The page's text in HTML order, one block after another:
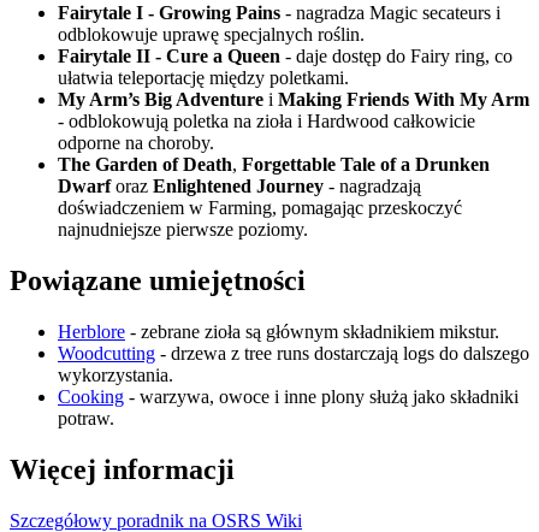
Fairytale I - Growing Pains - nagradza Magic secateurs i
odblokowuje uprawę specjalnych roślin.
Fairytale II - Cure a Queen - daje dostęp do Fairy ring, co
ułatwia teleportację między poletkami.
My Arm’s Big Adventure i Making Friends With My Arm
- odblokowują poletka na zioła i Hardwood całkowicie
odporne na choroby.
The Garden of Death, Forgettable Tale of a Drunken
Dwarforaz Enlightened Journey - nagradzają
doświadczeniem w Farming, pomagając przeskoczyć
najnudniejsze pierwsze poziomy.
Powiązane umiejętności
Herblore - zebrane zioła są głównym składnikiem mikstur.
Woodcutting - drzewa z tree runs dostarczają logs do dalszego
wykorzystania.
Cooking - warzywa, owoce i inne plony służą jako składniki
potraw.
Więcej informacji
Szczegółowy poradnik na OSRS Wiki